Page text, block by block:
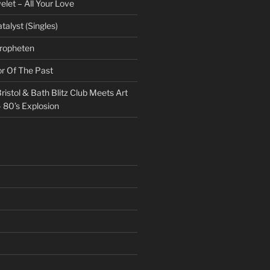
– All Your Love
(Singles)
Of The Past
& Bath Blitz Club Meets Art
Explosion